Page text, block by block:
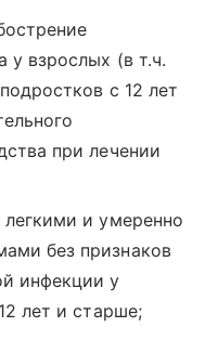
у взрослых (в т.ч.
с 12 лет
при лечении
и умеренно
без признаков
инфекции у
лет и старше;